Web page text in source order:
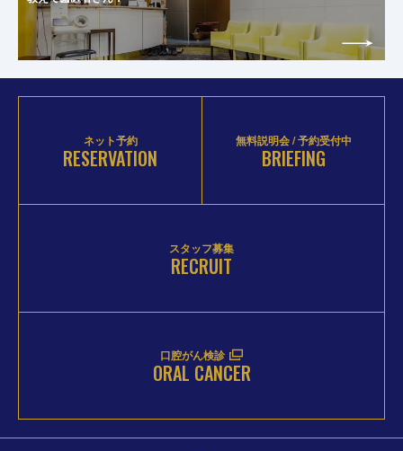
ネット予約
RESERVATION
無料説明会 / 予約受付中
BRIEFING
スタッフ募集
RECRUIT
口腔がん検診
ORAL CANCER